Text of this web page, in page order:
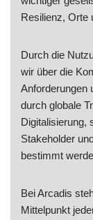
Resilienz, Orte
Durch die
wir über die
Anforderungen
durch globale
Digitalisierung,
Stakeholder
bestimmt
Bei Arcadis
Mittelpunkt